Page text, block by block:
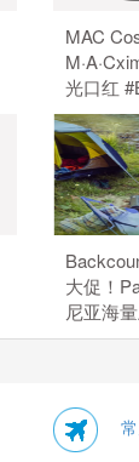
MAC
光口红
Brown，
236.75
优惠码。
大促！
尼亚海
折。 无